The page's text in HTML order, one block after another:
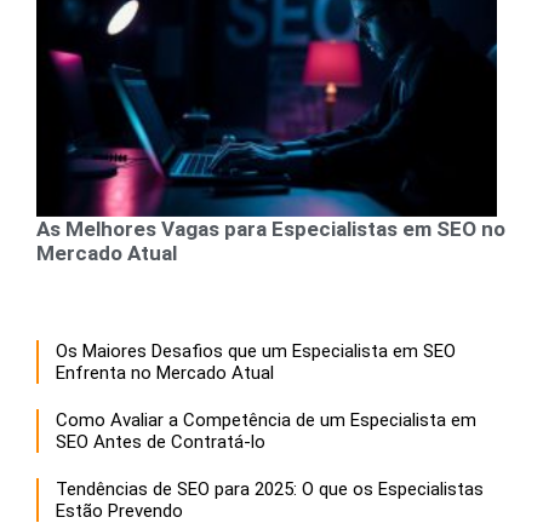
As Melhores Vagas para Especialistas em SEO no
Mercado Atual
Os Maiores Desafios que um Especialista em SEO
Enfrenta no Mercado Atual
Como Avaliar a Competência de um Especialista em
SEO Antes de Contratá-lo
Tendências de SEO para 2025: O que os Especialistas
Estão Prevendo